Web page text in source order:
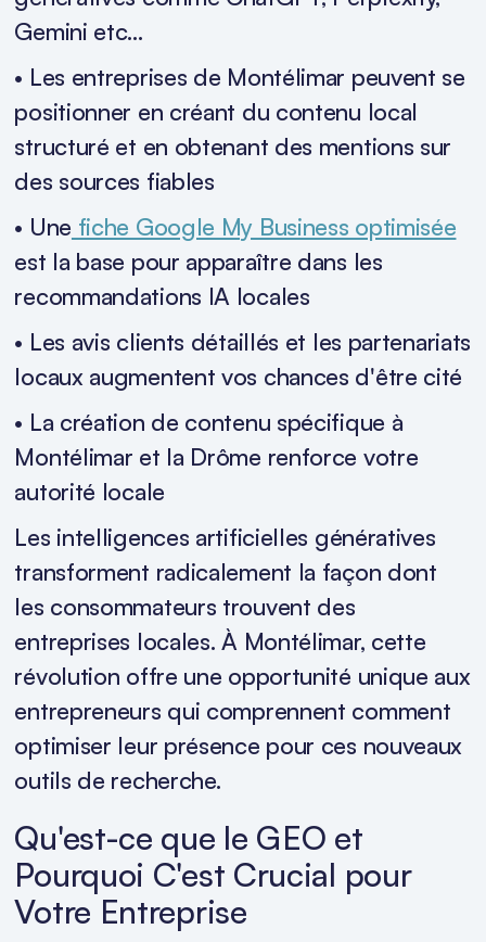
Gemini etc...
• Les entreprises de Montélimar peuvent se
positionner en créant du contenu local
structuré et en obtenant des mentions sur
des sources fiables
• Une fiche Google My Business optimisée
est la base pour apparaître dans les
recommandations IA locales
• Les avis clients détaillés et les partenariats
locaux augmentent vos chances d'être cité
• La création de contenu spécifique à
Montélimar et la Drôme renforce votre
autorité locale
Les intelligences artificielles génératives
transforment radicalement la façon dont
les consommateurs trouvent des
entreprises locales. À Montélimar, cette
révolution offre une opportunité unique aux
entrepreneurs qui comprennent comment
optimiser leur présence pour ces nouveaux
outils de recherche.
Qu'est-ce que le GEO et
Pourquoi C'est Crucial pour
Votre Entreprise